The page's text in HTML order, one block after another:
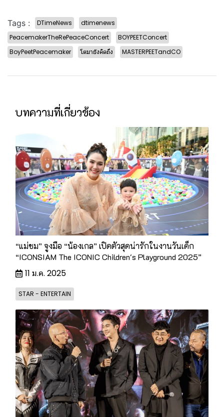
Tags : DTimeNews
dtimenews
PeacemakerTheRePeaceConcert
BOYPEETConcert
BoyPeetPeacemaker
โตมายังคิดถึง MASTERPEETandCO
บทความที่เกี่ยวข้อง
“แม่ชม” จูงมือ “น้องเกล” เปิดตัวสุดน่ารักในงานวันเด็ก
“ICONSIAM The ICONIC Children's Playground 2025”
11 ม.ค. 2025
STAR - ENTERTAIN